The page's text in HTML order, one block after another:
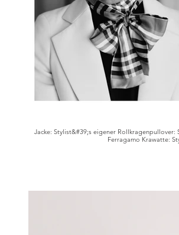
Jacke: Stylist&#39;s eigener Rollkragenpullover:
Ferragamo Krawatte: